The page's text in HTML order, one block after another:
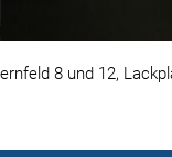
8 und 12,